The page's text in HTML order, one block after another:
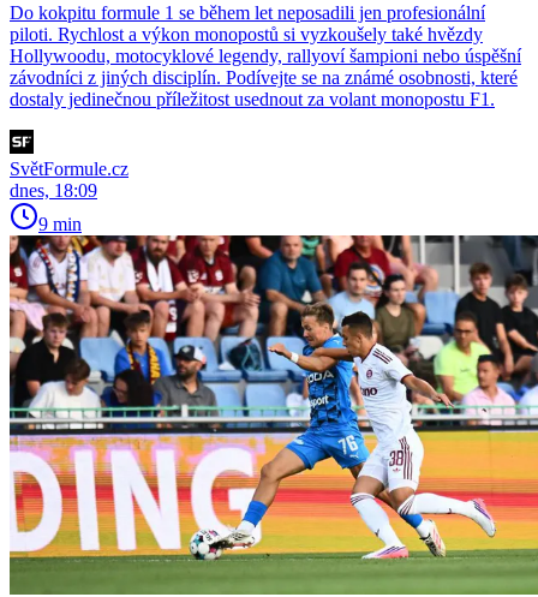
Do kokpitu formule 1 se během let neposadili jen profesionální
piloti. Rychlost a výkon monopostů si vyzkoušely také hvězdy
Hollywoodu, motocyklové legendy, rallyoví šampioni nebo úspěšní
závodníci z jiných disciplín. Podívejte se na známé osobnosti, které
dostaly jedinečnou příležitost usednout za volant monopostu F1.
SvětFormule.cz
dnes, 18:09
9 min